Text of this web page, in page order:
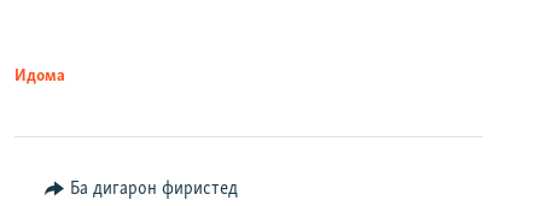
Идома
Ба дигарон фиристед